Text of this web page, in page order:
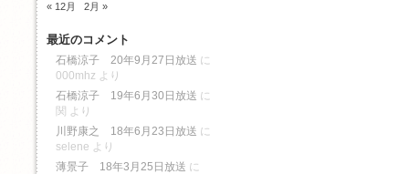
« 12月 2月 »
最近のコメント
石橋涼子 20年9月27日放送 に
000mhz より
石橋涼子 19年6月30日放送 に
関 より
川野康之 18年6月23日放送 に
selene より
薄景子 18年3月25日放送 に